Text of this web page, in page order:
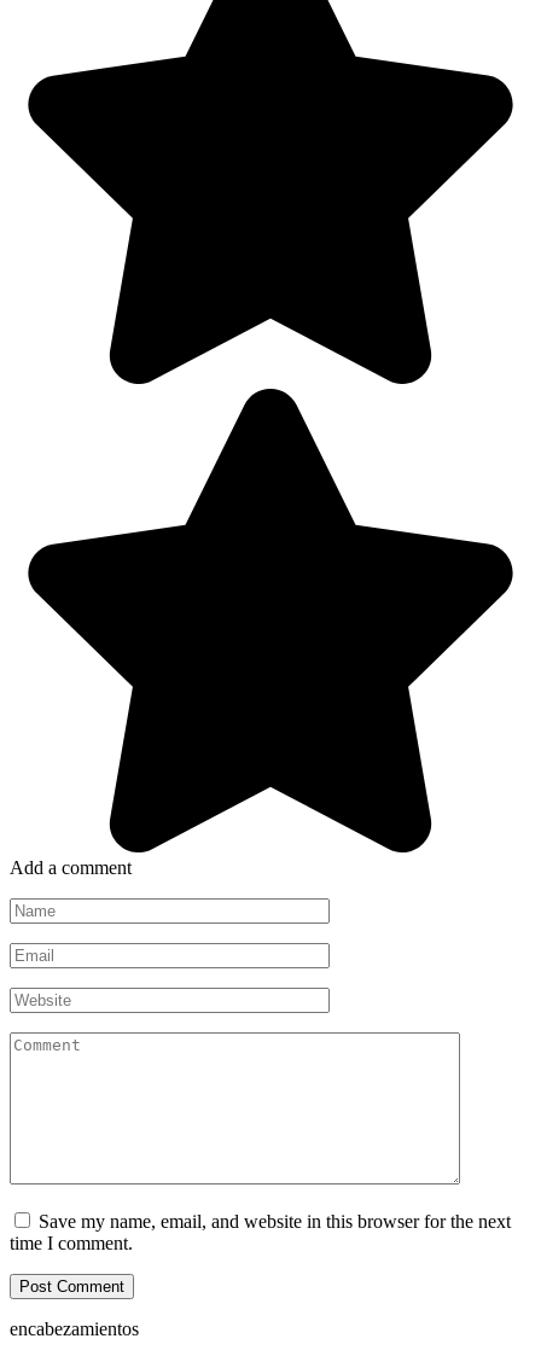
Add a comment
Name
*
Email
*
Website
Comment
Save my name, email, and website in this browser for the next
time I comment.
encabezamientos